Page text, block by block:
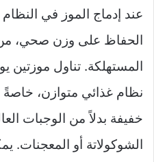
عند إدماج الموز في
الحفاظ على وزن صحي، من
المستهلكة. تناول موزتين
نظام غذائي متوازن، خاصةً
خفيفة بدلاً من الوجبات
الشوكولاتة أو المعجنات.